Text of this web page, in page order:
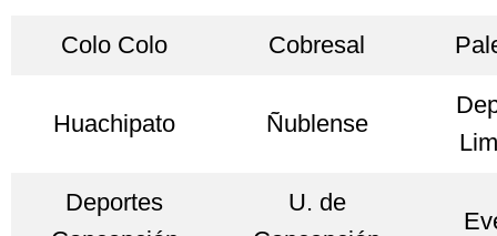
Colo Colo Cobresal
Huachipato Ñublense
Deportes
U. de